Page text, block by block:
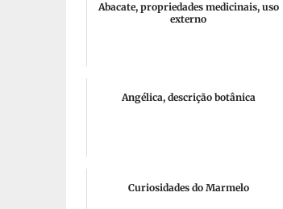
Abacate, propriedades medicinais, uso
externo
Angélica, descrição botânica
Curiosidades do Marmelo